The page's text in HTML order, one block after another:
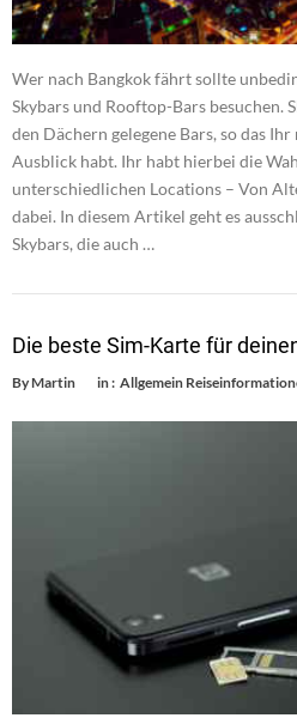
Wer nach Bangkok fährt sollte
Skybars und Rooftop-Bars besuchen.
den Dächern gelegene Bars, so das
Ausblick habt. Ihr habt hierbei die
unterschiedlichen Locations – Von
dabei. In diesem Artikel geht es
Skybars, die auch …
Die beste Sim-Karte für
ByMartin in : Allgemein